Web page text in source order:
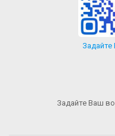
Задайте Ваш